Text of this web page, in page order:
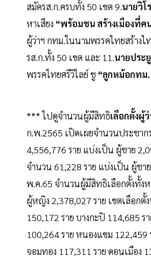
สมัครส.ก.ครบทั้ง 50 เขต 9.นายวิ
หาเสียง “พร้อมชน สร้างเมืองที่ค
ผู้ว่าฯ กทม.ในนามพรรคไทยสร้าง
รส.ก.ทั้ง 50 เขต และ 11.นายประ
พรรคไทยศรีวิไลย์ ชู “ลูกหม้อกทม
*** ไปดูจำนวนผู้มีสิทธิเลือกตั้งผู้
ก.พ.2565 เปิดเผยจำนวนประชา
4,556,776 ราย แบ่งเป็น ผู้ชาย
จำนวน 61,228 ราย แบ่งเป็น ผู้ช
พ.ค.65 จำนวนผู้มีสิทธิเลือกตั้งทั้ง
ผู้หญิง 2,378,027 ราย เขตเลือก
150,172 ราย บางกะปิ 114,685
100,264 ราย หนองแขม 122,459
จอมทอง 117,311 ราย ดอนเมือง